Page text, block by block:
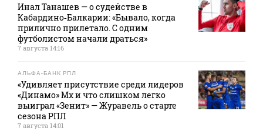
Инал Танашев — о судействе в
Кабардино‑Балкарии: «Бывало, когда
прилично прилетало. С одним
футболистом начали драться»
7 августа 14:16
АЛЬФА-БАНК РПЛ
«Удивляет присутствие среди лидеров
«Динамо» Мх и что слишком легко
выиграл «Зенит» — Журавель о старте
сезона РПЛ
7 августа 14:01